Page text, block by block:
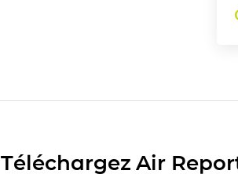
Téléchargez Air